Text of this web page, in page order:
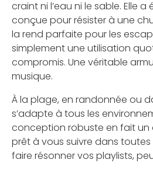
craint ni l’eau ni le sable. Elle
conçue pour résister à une
la rend parfaite pour les
simplement une utilisation
compromis. Une véritable
musique.
À la plage, en randonnée ou
s’adapte à tous les
conception robuste en fait
prêt à vous suivre dans
faire résonner vos playlists,